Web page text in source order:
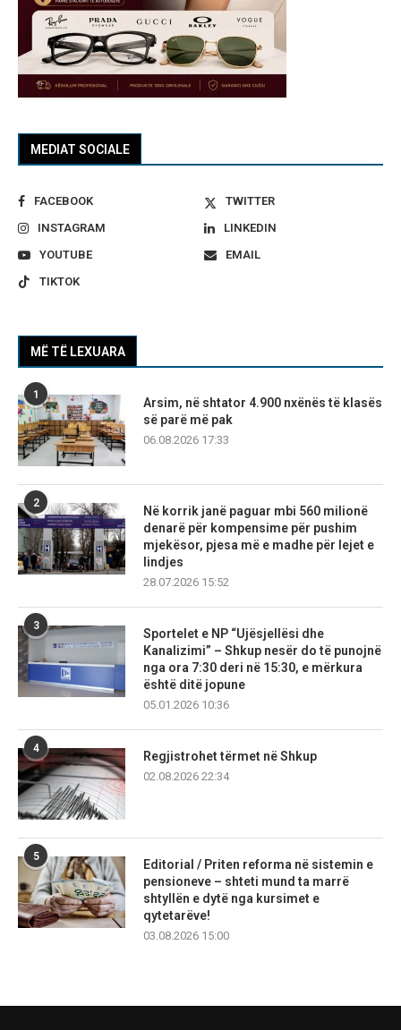
MEDIAT SOCIALE
FACEBOOK
TWITTER
INSTAGRAM
LINKEDIN
YOUTUBE
EMAIL
TIKTOK
MË TË LEXUARA
1
Arsim, në shtator 4.900 nxënës të klasës
së parë më pak
06.08.2026 17:33
2
Në korrik janë paguar mbi 560 milionë
denarë për kompensime për pushim
mjekësor, pjesa më e madhe për lejet e
lindjes
28.07.2026 15:52
3
Sportelet e NP “Ujësjellësi dhe
Kanalizimi” – Shkup nesër do të punojnë
nga ora 7:30 deri në 15:30, e mërkura
është ditë jopune
05.01.2026 10:36
4
Regjistrohet tërmet në Shkup
02.08.2026 22:34
5
Editorial / Priten reforma në sistemin e
pensioneve – shteti mund ta marrë
shtyllën e dytë nga kursimet e
qytetarëve!
03.08.2026 15:00